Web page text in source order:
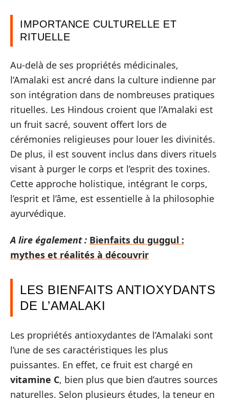
IMPORTANCE CULTURELLE ET
RITUELLE
Au-delà de ses propriétés médicinales,
l’Amalaki est ancré dans la culture indienne par
son intégration dans de nombreuses pratiques
rituelles. Les Hindous croient que l’Amalaki est
un fruit sacré, souvent offert lors de
cérémonies religieuses pour louer les divinités.
De plus, il est souvent inclus dans divers rituels
visant à purger le corps et l’esprit des toxines.
Cette approche holistique, intégrant le corps,
l’esprit et l’âme, est essentielle à la philosophie
ayurvédique.
A lire également : Bienfaits du guggul :
mythes et réalités à découvrir
LES BIENFAITS ANTIOXYDANTS
DE L’AMALAKI
Les propriétés antioxydantes de l’Amalaki sont
l’une de ses caractéristiques les plus
puissantes. En effet, ce fruit est chargé en
vitamine C, bien plus que bien d’autres sources
naturelles. Selon plusieurs études, la teneur en